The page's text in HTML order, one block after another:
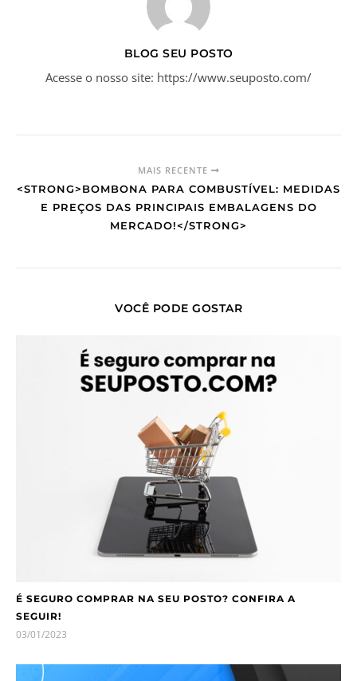
BLOG SEU POSTO
Acesse o nosso site: https://www.seuposto.com/
MAIS RECENTE
<STRONG>BOMBONA PARA COMBUSTÍVEL: MEDIDAS
E PREÇOS DAS PRINCIPAIS EMBALAGENS DO
MERCADO!</STRONG>
VOCÊ PODE GOSTAR
É SEGURO COMPRAR NA SEU POSTO? CONFIRA A
SEGUIR!
03/01/2023